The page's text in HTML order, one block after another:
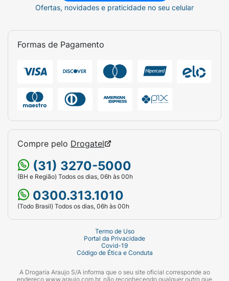
Ofertas, novidades e praticidade no seu celular
Formas de Pagamento
Compre pelo Drogatel
(31) 3270-5000
(BH e Região) Todos os dias, 06h às 00h
0300.313.1010
(Todo Brasil) Todos os dias, 06h às 00h
Termo de Uso
Portal da Privacidade
Covid-19
Código de Ética e Conduta
A Drogaria Araujo S/A informa que o seu site oficial corresponde ao
endereço www.araujo.com.br, não reconhecendo qualquer outro que